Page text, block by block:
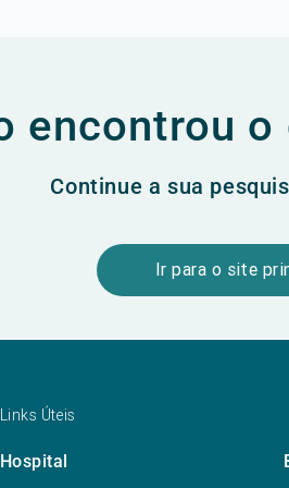
encontrou o
Continue a sua
Ir para o site
Links Úteis
Hospital